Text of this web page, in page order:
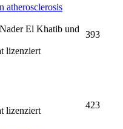
atherosclerosis
El Khatib und
lizenziert
393
lizenziert
423